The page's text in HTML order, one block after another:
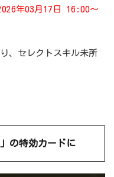
年03月17日 16:00～
、セレクトスキル未所
」の特効カードに